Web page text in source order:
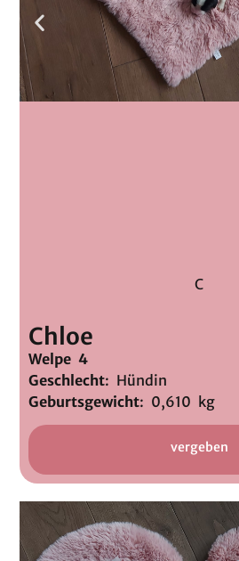
C
Chloe
Welpe 4
Geschlecht: Hündin
Geburtsgewicht: 0,610 kg
vergeben